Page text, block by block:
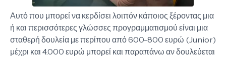
Αυτό που μπορεί να κερδίσει λοιπόν κάποιος ξέροντας μια
ή και περισσότερες γλώσσες προγραμματισμού είναι μια
σταθερή δουλεία με περίπου από 600-800 ευρώ (Junior)
μέχρι και 4.000 ευρώ μπορεί και παραπάνω αν δουλεύεται